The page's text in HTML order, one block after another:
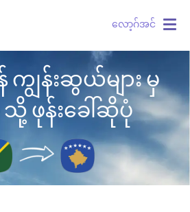
လော့ဂ်အင်
ျွန်းဆွယ်များ မှ
ဖုန်းခေါ်ဆိုပုံ